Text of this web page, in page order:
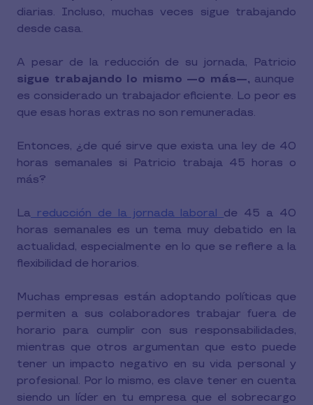
diarias. Incluso, muchas veces sigue trabajando
desde casa.
A pesar de la reducción de su jornada, Patricio
sigue trabajando lo mismo —o más—, aunque
es considerado un trabajador eficiente. Lo peor es
que esas horas extras no son remuneradas.
Entonces, ¿de qué sirve que exista una ley de 40
horas semanales si Patricio trabaja 45 horas o
más?
La reducción de la jornada laboral de 45 a 40
horas semanales es un tema muy debatido en la
actualidad, especialmente en lo que se refiere a la
flexibilidad de horarios.
Muchas empresas están adoptando políticas que
permiten a sus colaboradores trabajar fuera de
horario para cumplir con sus responsabilidades,
mientras que otros argumentan que esto puede
tener un impacto negativo en su vida personal y
profesional. Por lo mismo, es clave tener en cuenta
siendo un líder en tu empresa que el sobrecargo